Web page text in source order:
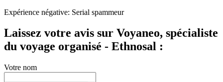
Expérience négative: Serial spammeur
Laissez votre avis sur Voyaneo, spécialiste
du voyage organisé - Ethnosal :
Votre nom